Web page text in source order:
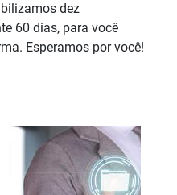
dez
60 dias, para você
Esperamos por você!